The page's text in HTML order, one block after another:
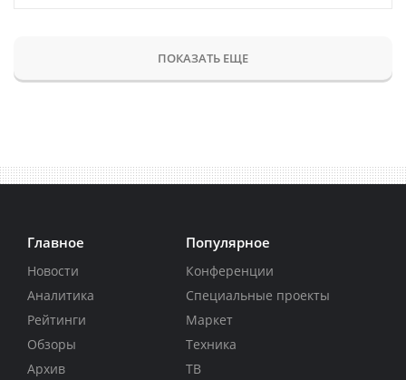
ПОКАЗАТЬ ЕЩЕ
Главное
Новости
Аналитика
Рейтинги
Обзоры
Архив
Популярное
Конференции
Специальные проекты
Маркет
Техника
ТВ